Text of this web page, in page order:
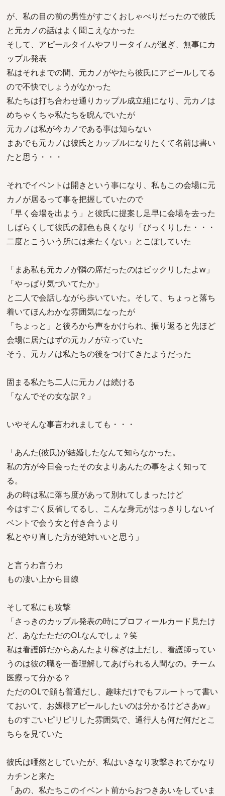
が、私の目の前の男性がすごくおしゃべりだったので彼氏
と元カノの話はよく聞こえなかった
そして、アピールタイムやフリータイムが過ぎ、無事にカ
ップル発表
私はそれまでの間、元カノがやたら彼氏にアピールしてる
ので不快でしょうがなかった
私たちは打ち合わせ通りカップル成立組になり、元カノは
めちゃくちゃ私たちを睨んでいたが
元カノは私が今カノである事は知らない
まあでも元カノは彼氏とカップルになりたくて名前は書い
たと思う・・・
それでイベントは開きという事になり、私もこの会場に元
カノが居るって事を把握していたので
「早く会場を出よう」と彼氏に提案し足早に会場を去った
しばらくして彼氏の顔色も良くなり「びっくりした・・・
二度とこういう所には来たくない」とこぼしていた
「まあ私も元カノが隣の席だったのはビックリしたよw」
「やっぱり気づいてたか」
と二人で会話しながら歩いていた。そして、ちょっと落ち
着いてほんわかな雰囲気になったが
「ちょっと」と後ろから声をかけられ、振り返ると先ほど
会場に居たはずの元カノが立っていた
そう、元カノは私たちの後をつけてきたようだった
固まる私たち二人に元カノは続ける
「なんでその女な訳？」
いやそんな事言われましても・・・
「あんた(彼氏)が結婚したなんて知らなかった。
私の方が今日会ったその女よりあんたの事をよく知って
る。
あの時は私に落ち度があって別れてしまったけど
今はすごく反省してるし、こんな身元がはっきりしないイ
ベントで会う女と付き合うより
私とやり直した方が絶対いいと思う」
と言うわ言うわ
もの凄い上から目線
そして私にも攻撃
「さっきのカップル発表の時にプロフィールカード見たけ
ど、あなたただのOLなんでしょ？笑
私は看護師だからあんたより稼ぎは上だし、看護師ってい
うのは彼の職を一番理解してあげられる人間なの。チーム
医療って分かる？
ただのOLで顔も普通だし、趣味だけでもフルートって書い
ておいて、お嬢様アピールしたいのは分かるけどさあw」
ものすごいピリピリした雰囲気で、通行人も何だ何だとこ
ちらを見ていた
彼氏は唖然としていたが、私はいきなり攻撃されてかなり
カチンと来た
「あの、私たちこのイベント前からおつきあいをしていま